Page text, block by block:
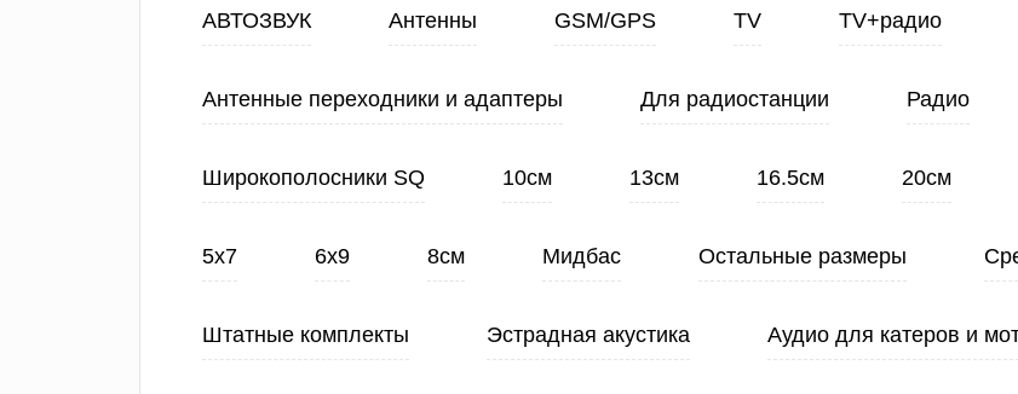
АВТОЗВУК Антенны GSM/GPS TV TV+радио
Антенные переходники и адаптеры Для радиостанции Радио
Широкополосники SQ 10см 13см 16.5см 20см
5х7 6х9 8см Мидбас Остальные размеры
Штатные комплекты Эстрадная акустика Аудио для катеров и